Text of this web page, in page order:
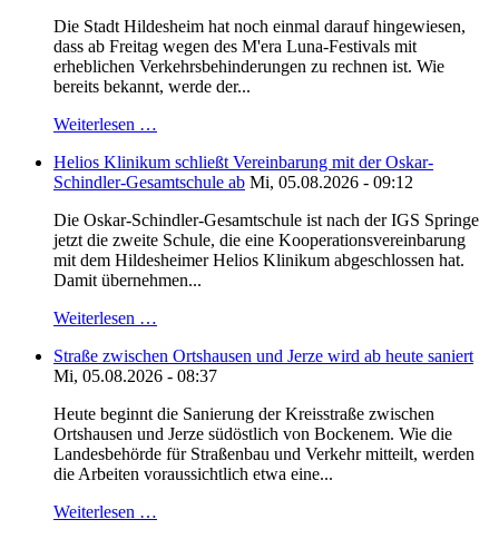
Die Stadt Hildesheim hat noch einmal darauf hingewiesen,
dass ab Freitag wegen des M'era Luna-Festivals mit
erheblichen Verkehrsbehinderungen zu rechnen ist. Wie
bereits bekannt, werde der...
Weiterlesen …
Helios Klinikum schließt Vereinbarung mit der Oskar-
Schindler-Gesamtschule ab Mi, 05.08.2026 - 09:12
Die Oskar-Schindler-Gesamtschule ist nach der IGS Springe
jetzt die zweite Schule, die eine Kooperationsvereinbarung
mit dem Hildesheimer Helios Klinikum abgeschlossen hat.
Damit übernehmen...
Weiterlesen …
Straße zwischen Ortshausen und Jerze wird ab heute saniert
Mi, 05.08.2026 - 08:37
Heute beginnt die Sanierung der Kreisstraße zwischen
Ortshausen und Jerze südöstlich von Bockenem. Wie die
Landesbehörde für Straßenbau und Verkehr mitteilt, werden
die Arbeiten voraussichtlich etwa eine...
Weiterlesen …